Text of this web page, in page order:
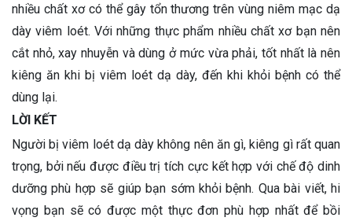
nhiều chất xơ có thể gây tổn thương trên vùng niêm mạc dạ
dày viêm loét. Với những thực phẩm nhiều chất xơ bạn nên
cắt nhỏ, xay nhuyễn và dùng ở mức vừa phải, tốt nhất là nên
kiêng ăn khi bị viêm loét dạ dày, đến khi khỏi bệnh có thể
dùng lại.
LỜI KẾT
Người bị viêm loét dạ dày không nên ăn gì, kiêng gì rất quan
trọng, bởi nếu được điều trị tích cực kết hợp với chế độ dinh
dưỡng phù hợp sẽ giúp bạn sớm khỏi bệnh. Qua bài viết, hi
vọng bạn sẽ có được một thực đơn phù hợp nhất để bồi